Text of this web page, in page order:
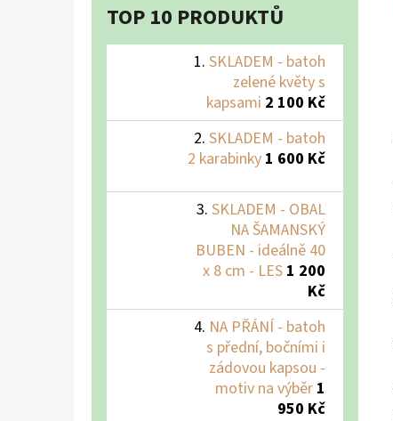
TOP 10 PRODUKTŮ
SKLADEM - batoh
zelené květy s
kapsami 2 100 Kč
SKLADEM - batoh
2 karabinky 1 600 Kč
SKLADEM - OBAL
NA ŠAMANSKÝ
BUBEN - ideálně 40
x 8 cm - LES 1 200
Kč
NA PŘÁNÍ - batoh
s přední, bočními i
zádovou kapsou -
motiv na výběr 1
950 Kč